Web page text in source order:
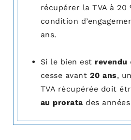
récupérer la TVA à 20
condition
ans.
Si le bien est revendu
cesse avant 20 ans,
TVA récupérée doit
au prorata des